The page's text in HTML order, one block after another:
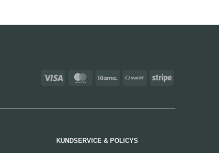
Visa MasterCardKlarna Swish
Stripe
KUNDSERVICE & POLICYS